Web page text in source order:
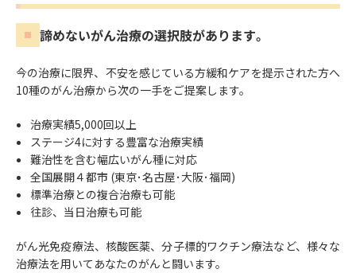
諦めないがん治療の選択肢があります。
今の治療に限界、不安を感じている方緩和ケアを提示された方へ
10種のがん治療から次の一手をご提案します。
治療実績5,000回以上
ステージ4に対する豊富な治療実績
難治性を含む幅広いがん種に対応
全国展開４都市 (東京･名古屋･大阪･福岡)
標準治療との複合治療も可能
往診、当日治療も可能
がん光免疫療法、核酸医薬、分子標的ワクチン療法など、様々な
治療法を用いてあなたのがんと闘います。